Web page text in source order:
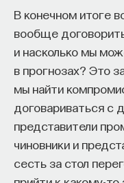
В конечном итоге
вообще
и насколько мы
в прогнозах? Это
мы найти
договариваться с
представители
чиновники и
сесть за стол
экстремистским
в том, что
определение.
такой вопрос, это
спрашивают, есть
экстремизма. Я не
это
фактически опять
Самое главное — в